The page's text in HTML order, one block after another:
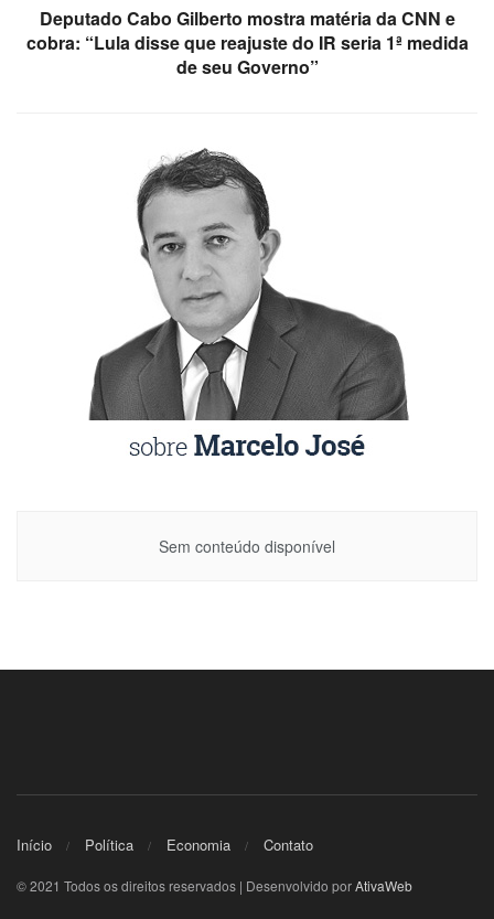
Deputado Cabo Gilberto mostra matéria da CNN e
cobra: “Lula disse que reajuste do IR seria 1ª medida
de seu Governo”
Sem conteúdo disponível
Início Política Economia Contato
© 2021 Todos os direitos reservados | Desenvolvido porAtivaWeb